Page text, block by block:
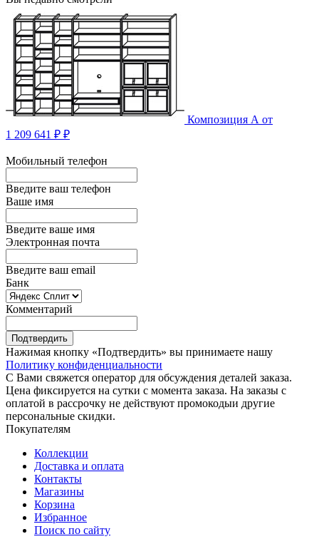
Композиция А от
1 209 641 ₽ ₽
Мобильный телефон
Введите ваш телефон
Ваше имя
Введите ваше имя
Электронная почта
Введите ваш email
Банк
Комментарий
Подтвердить
Нажимая кнопку «Подтвердить» вы принимаете нашу
Политику конфиденциальности
С Вами свяжется оператор для обсуждения деталей заказа.
Цена фиксируется на сутки с момента заказа. На заказы с
оплатой в рассрочку не действуют промокодыи другие
персональные скидки.
Покупателям
Коллекции
Доставка и оплата
Контакты
Магазины
Корзина
Избранное
Поиск по сайту